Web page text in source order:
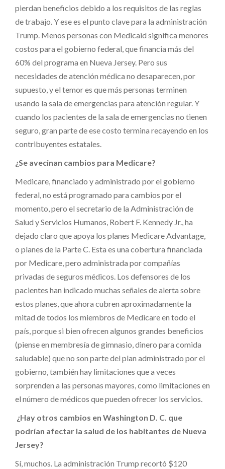
pierdan beneficios debido a los requisitos de las reglas
de trabajo. Y ese es el punto clave para la administración
Trump. Menos personas con Medicaid significa menores
costos para el gobierno federal, que financia más del
60% del programa en Nueva Jersey. Pero sus
necesidades de atención médica no desaparecen, por
supuesto, y el temor es que más personas terminen
usando la sala de emergencias para atención regular. Y
cuando los pacientes de la sala de emergencias no tienen
seguro, gran parte de ese costo termina recayendo en los
contribuyentes estatales.
¿Se avecinan cambios para Medicare?
Medicare, financiado y administrado por el gobierno
federal, no está programado para cambios por el
momento, pero el secretario de la Administración de
Salud y Servicios Humanos, Robert F. Kennedy Jr., ha
dejado claro que apoya los planes Medicare Advantage,
o planes de la Parte C. Esta es una cobertura financiada
por Medicare, pero administrada por compañías
privadas de seguros médicos. Los defensores de los
pacientes han indicado muchas señales de alerta sobre
estos planes, que ahora cubren aproximadamente la
mitad de todos los miembros de Medicare en todo el
país, porque si bien ofrecen algunos grandes beneficios
(piense en membresía de gimnasio, dinero para comida
saludable) que no son parte del plan administrado por el
gobierno, también hay limitaciones que a veces
sorprenden a las personas mayores, como limitaciones en
el número de médicos que pueden ofrecer los servicios.
¿Hay otros cambios en Washington D. C. que
podrían afectar la salud de los habitantes de Nueva
Jersey?
Sí, muchos. La administración Trump recortó $120